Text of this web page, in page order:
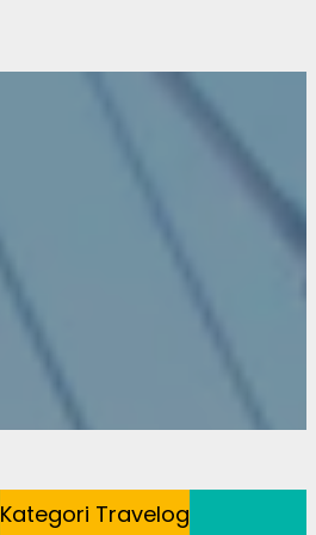
Kategori Travelog